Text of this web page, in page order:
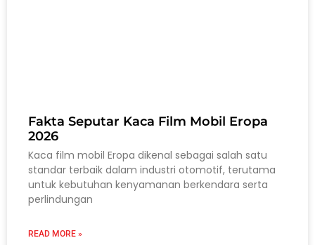
Fakta Seputar Kaca Film Mobil Eropa
2026
Kaca film mobil Eropa dikenal sebagai salah satu
standar terbaik dalam industri otomotif, terutama
untuk kebutuhan kenyamanan berkendara serta
perlindungan
READ MORE »